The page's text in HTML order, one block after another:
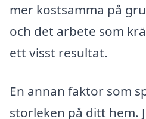
mer kostsamma på
och det arbete som
ett visst resultat.
En annan faktor som
storleken på ditt hem.